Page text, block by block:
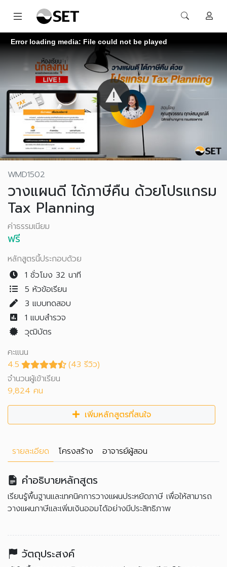
Error loading media: File could not be played
WMD1502
วางแผนดี ได้ภาษีคืน ด้วยโปรแกรม
Tax Planning
ค่าธรรมเนียม
ฟรี
หลักสูตรนี้ประกอบด้วย
1 ชั่วโมง 32 นาที
5 หัวข้อเรียน
3 แบบทดสอบ
1 แบบสำรวจ
วุฒิบัตร
คะแนน
4.5
(43 รีวิว)
จำนวนผู้เข้าเรียน
9,824 คน
เพิ่มหลักสูตรที่สนใจ
รายละเอียด โครงสร้าง อาจารย์ผู้สอน
คำอธิบายหลักสูตร
เรียนรู้พื้นฐานและเทคนิคการวางแผนประหยัดภาษี เพื่อให้สามารถ
วางแผนภาษีและเพิ่มเงินออมได้อย่างมีประสิทธิภาพ
วัตถุประสงค์